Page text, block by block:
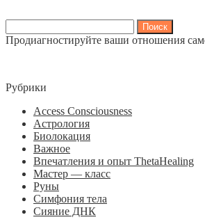
Продиагностируйте ваши отношения
Рубрики
Access Consciousness
Астрология
Биолокация
Важное
Впечатления и опыт ThetaHealing
Мастер — класс
Руны
Симфония тела
Сияние ДНК